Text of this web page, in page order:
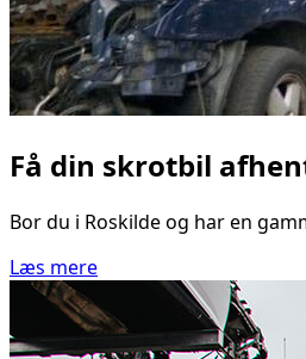
Få din skrotbil
Bor du i Roskilde og har en
Læs mere